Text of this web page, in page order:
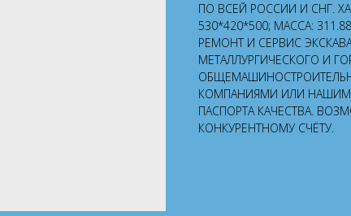
ПО ВСЕЙ РОССИИ И СНГ.
530*420*500; МАССА:
РЕМОНТ И СЕРВИС
МЕТАЛЛУРГИЧЕСКОГО И
КОМПАНИЯМИ ИЛИ НАШИМ
ПАСПОРТА КАЧЕСТВА.
КОНКУРЕНТНОМУ СЧЁТУ.